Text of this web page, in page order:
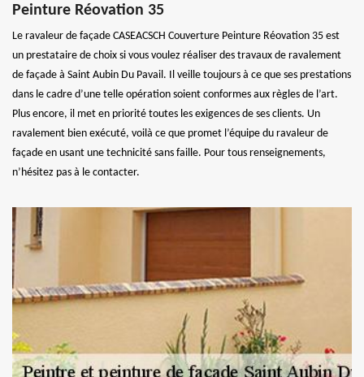
Peinture Réovation 35
Le ravaleur de façade CASEACSCH Couverture Peinture Réovation 35 est
un prestataire de choix si vous voulez réaliser des travaux de ravalement
de façade à Saint Aubin Du Pavail. Il veille toujours à ce que ses prestations
dans le cadre d’une telle opération soient conformes aux règles de l’art.
Plus encore, il met en priorité toutes les exigences de ses clients. Un
ravalement bien exécuté, voilà ce que promet l’équipe du ravaleur de
façade en usant une technicité sans faille. Pour tous renseignements,
n’hésitez pas à le contacter.